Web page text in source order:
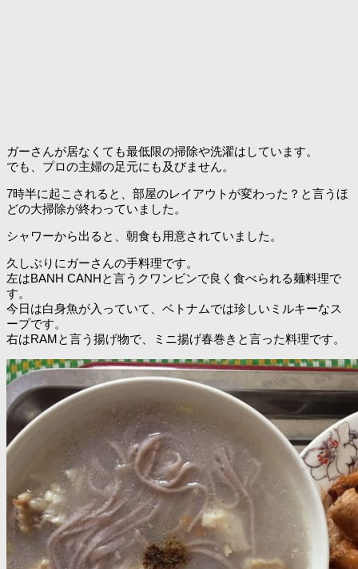
ガーさんが居なくても最低限の掃除や洗濯はしています。
でも、プロの主婦の足元にも及びません。
7時半に起こされると、部屋のレイアウトが変わった？と言うほ
どの大掃除が終わっていました。
シャワーから出ると、朝食も用意されていました。
久しぶりにガーさんの手料理です。
左はBANH CANHと言うクワンビンで良く食べられる麺料理で
す。
今日は白身魚が入っていて、ベトナムでは珍しいミルキーなス
ープです。
右はRAMと言う揚げ物で、ミニ揚げ春巻きと言った料理です。